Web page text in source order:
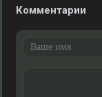
Комментарии